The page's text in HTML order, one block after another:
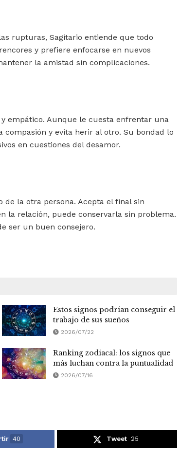
rupturas, Sagitario entiende que todo
y prefiere enfocarse en nuevos
la amistad sin complicaciones.
empático. Aunque le cuesta enfrentar una
y evita herir al otro. Su bondad lo
en cuestiones del desamor.
de la otra persona. Acepta el final sin
la relación, puede conservarla sin problema.
ser un buen consejero.
Estos signos podrían conseguir el
trabajo de sus sueños
2026/07/22
Ranking zodiacal: los signos que
más luchan contra la puntualidad
2026/07/16
40 Tweet 25